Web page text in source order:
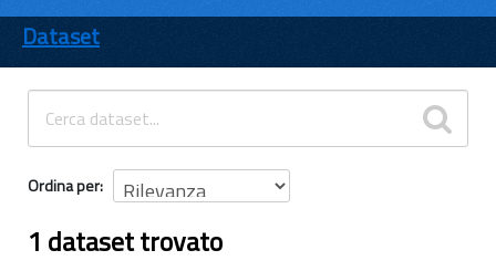
ENTI
TEMI
INFORMAZIONI
Dataset
Ordina per
1 dataset trovato